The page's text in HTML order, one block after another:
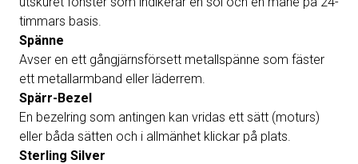
timmars basis.
Spänne
Avser en ett gångjärnsförsett metallspänne som fäster
ett metallarmband eller läderrem.
Spärr-Bezel
En bezelring som antingen kan vridas ett sätt (moturs)
eller båda sätten och i allmänhet klickar på plats.
Sterling Silver